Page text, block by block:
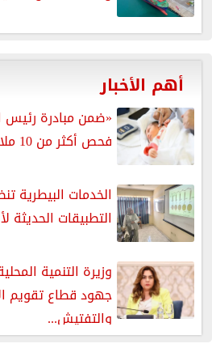
أهم الأخبار
«ضمن مبادرة رئيس
فحص أكثر من 10 ملايين طفل للكشف...
الخدمات البيطرية
التطبيقات الحديثة
وزيرة التنمية
جهود قطاع تقويم
والتفتيش...